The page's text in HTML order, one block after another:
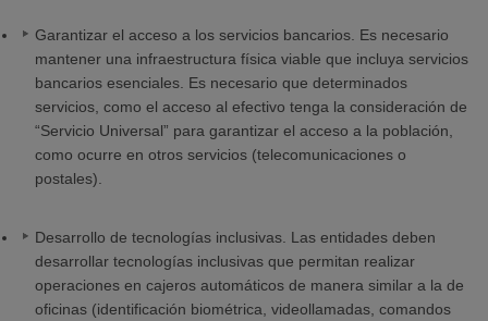
Garantizar el acceso a los servicios bancarios. Es necesario
mantener una infraestructura física viable que incluya servicios
bancarios esenciales. Es necesario que determinados
servicios, como el acceso al efectivo tenga la consideración de
“Servicio Universal” para garantizar el acceso a la población,
como ocurre en otros servicios (telecomunicaciones o
postales).
Desarrollo de tecnologías inclusivas. Las entidades deben
desarrollar tecnologías inclusivas que permitan realizar
operaciones en cajeros automáticos de manera similar a la de
oficinas (identificación biométrica, videollamadas, comandos